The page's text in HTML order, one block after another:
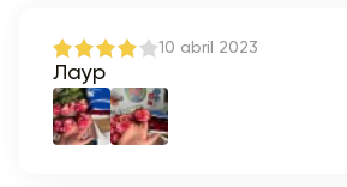
10 abril 2023
Лаур